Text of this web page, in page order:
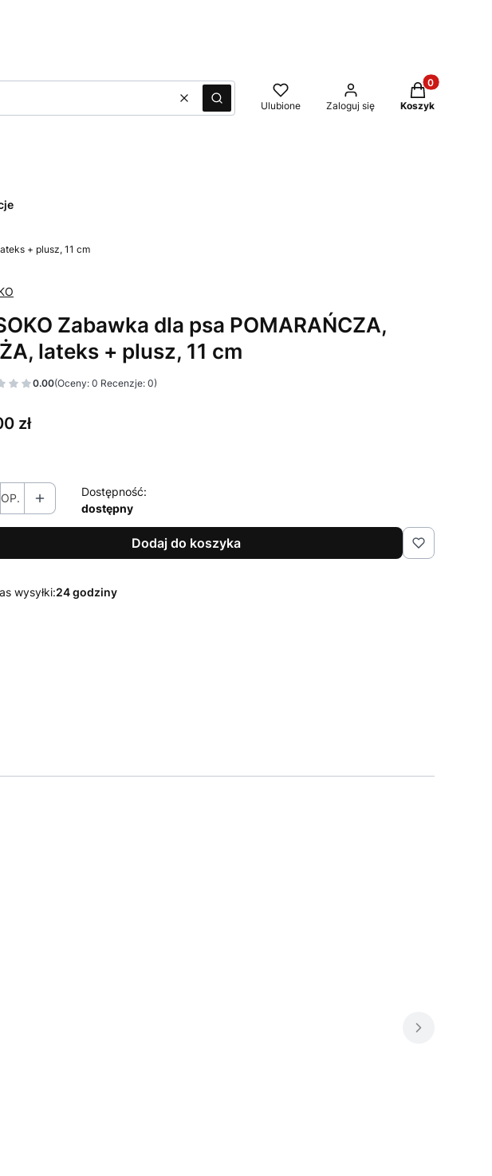
WyczyśćSzukaj Ulubione Zaloguj się
Produkty w
Koszyk
+ plusz, 11 cm
Zabawka dla psa POMARAŃCZA,
lateks + plusz, 11 cm
0.00(Oceny: 0 Recenzje: 0)
zł
OP.
Dostępność:
dostępny
Dodaj do koszyka
wysyłki:24 godziny